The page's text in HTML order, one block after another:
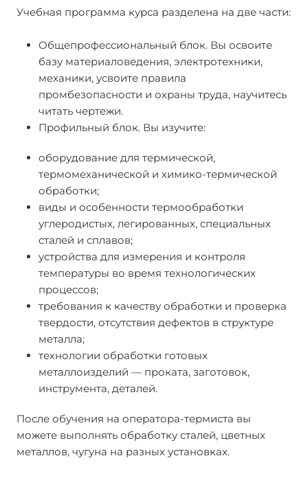
Учебная программа курса разделена на две части:
Общепрофессиональный блок. Вы освоите
базу материаловедения, электротехники,
механики, усвоите правила
промбезопасности и охраны труда, научитесь
читать чертежи.
Профильный блок. Вы изучите:
оборудование для термической,
термомеханической и химико-термической
обработки;
виды и особенности термообработки
углеродистых, легированных, специальных
сталей и сплавов;
устройства для измерения и контроля
температуры во время технологических
процессов;
требования к качеству обработки и проверка
твердости, отсутствия дефектов в структуре
металла;
технологии обработки готовых
металлоизделий — проката, заготовок,
инструмента, деталей.
После обучения на оператора-термиста вы
можете выполнять обработку сталей, цветных
металлов, чугуна на разных установках.